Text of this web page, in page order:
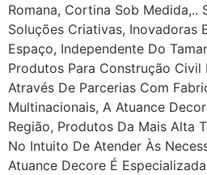
Romana, Cortina Sob Medida,..
Soluções Criativas, Inovadoras
Espaço, Independente Do
Produtos Para Construção Civil
Através De Parcerias Com
Multinacionais, A Atuance
Região, Produtos Da Mais Alta
No Intuito De Atender Às
Atuance Decore É